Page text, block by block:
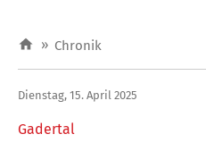
» Chronik
Gadertal
Dienstag, 15. April 2025